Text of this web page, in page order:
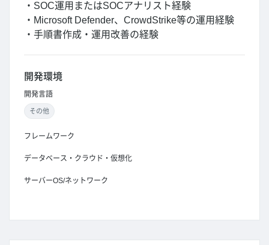
・SOC運用またはSOCアナリスト経験
・Microsoft Defender、CrowdStrike等の運用経験
・手順書作成・運用改善の経験
開発環境
開発言語
その他
フレームワーク
データベース・クラウド・仮想化
サーバーOS/ネットワーク